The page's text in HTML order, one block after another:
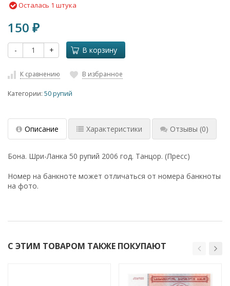
Осталась 1 штука
150 ₽
- + В корзину
К сравнению В избранное
Категории: 50 рупий
Описание Характеристики Отзывы (0)
Бона. Шри-Ланка 50 рупий 2006 год. Танцор. (Пресс)
Номер на банкноте может отличаться от номера банкноты
на фото.
С ЭТИМ ТОВАРОМ ТАКЖЕ ПОКУПАЮТ